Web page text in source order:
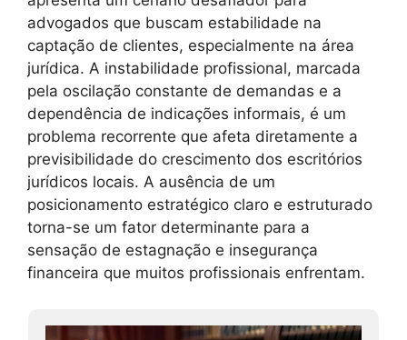
advogados que buscam estabilidade na
captação de clientes, especialmente na área
jurídica. A instabilidade profissional, marcada
pela oscilação constante de demandas e a
dependência de indicações informais, é um
problema recorrente que afeta diretamente a
previsibilidade do crescimento dos escritórios
jurídicos locais. A ausência de um
posicionamento estratégico claro e estruturado
torna-se um fator determinante para a
sensação de estagnação e insegurança
financeira que muitos profissionais enfrentam.